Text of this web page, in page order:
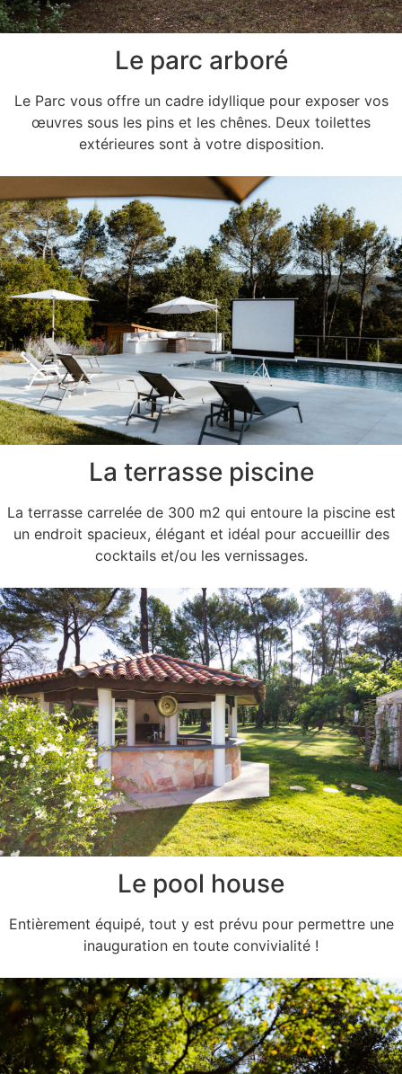
Le parc arboré
Le Parc vous offre un cadre idyllique pour exposer vos
œuvres sous les pins et les chênes. Deux toilettes
extérieures sont à votre disposition.
La terrasse piscine
La terrasse carrelée de 300 m2 qui entoure la piscine est
un endroit spacieux, élégant et idéal pour accueillir des
cocktails et/ou les vernissages.
Le pool house
Entièrement équipé, tout y est prévu pour permettre une
inauguration en toute convivialité !